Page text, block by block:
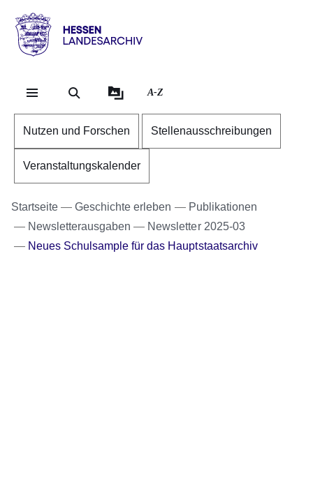
Hessen
Landesarchiv
A-Z
Nutzen und Forschen Stellenausschreibungen
Veranstaltungskalender
Startseite Geschichte erleben
Publikationen
Newsletterausgaben
Newsletter 2025-03
Neues Schulsample für das Hauptstaatsarchiv